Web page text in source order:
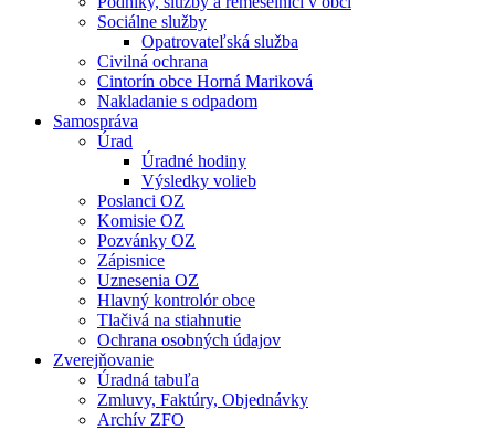
Sociálne služby
Opatrovateľská služba
Civilná ochrana
Cintorín obce Horná Mariková
Nakladanie s odpadom
Samospráva
Úrad
Úradné hodiny
Výsledky volieb
Poslanci OZ
Komisie OZ
Pozvánky OZ
Zápisnice
Uznesenia OZ
Hlavný kontrolór obce
Tlačivá na stiahnutie
Ochrana osobných údajov
Zverejňovanie
Úradná tabuľa
Zmluvy, Faktúry, Objednávky
Archív ZFO